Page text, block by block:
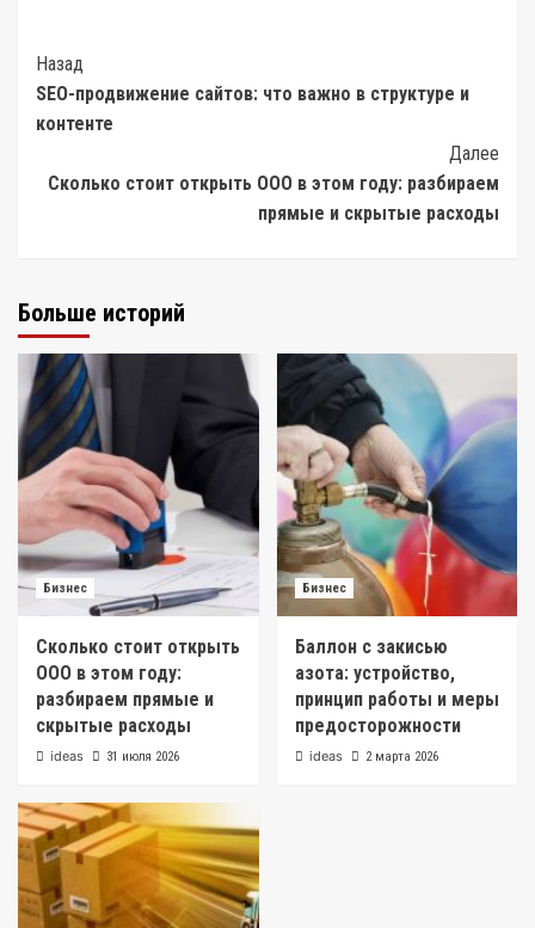
Post
Navigation
Назад
SEO-продвижение сайтов: что важно в структуре и
контенте
Далее
Сколько стоит открыть ООО в этом году: разбираем
прямые и скрытые расходы
Больше историй
Бизнес
Сколько стоит открыть
ООО в этом году:
разбираем прямые и
скрытые расходы
ideas 31 июля 2026
Бизнес
Баллон с закисью
азота: устройство,
принцип работы и меры
предосторожности
ideas 2 марта 2026